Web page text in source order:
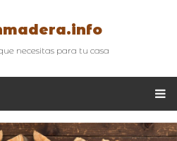
necesitas para tu casa